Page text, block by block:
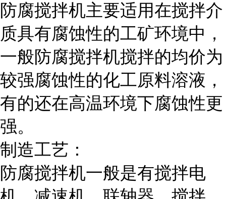
防腐搅拌机主要适用在搅拌介
质具有腐蚀性的工矿环境中，
一般防腐搅拌机搅拌的均价为
较强腐蚀性的化工原料溶液，
有的还在高温环境下腐蚀性更
强。
制造工艺：
防腐搅拌机一般是有搅拌电